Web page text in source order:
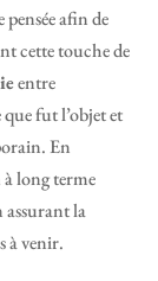
afin de
cette touche de
entre
fut l’objet et
En
long terme
assurant la
à venir.